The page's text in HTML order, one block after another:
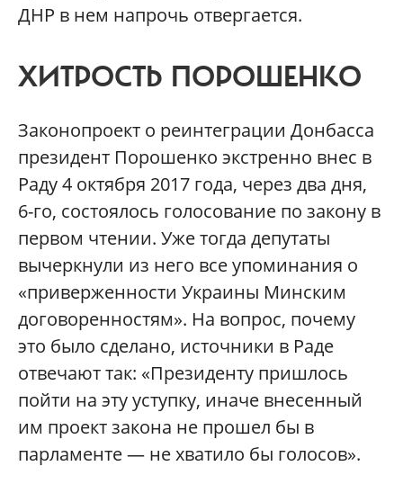
ДНР в нем напрочь отвергается.
ХИТРОСТЬ ПОРОШЕНКО
Законопроект о реинтеграции Донбасса
президент Порошенко экстренно внес в
Раду 4 октября 2017 года, через два дня,
6-го, состоялось голосование по закону в
первом чтении. Уже тогда депутаты
вычеркнули из него все упоминания о
«приверженности Украины Минским
договоренностям». На вопрос, почему
это было сделано, источники в Раде
отвечают так: «Президенту пришлось
пойти на эту уступку, иначе внесенный
им проект закона не прошел бы в
парламенте — не хватило бы голосов».